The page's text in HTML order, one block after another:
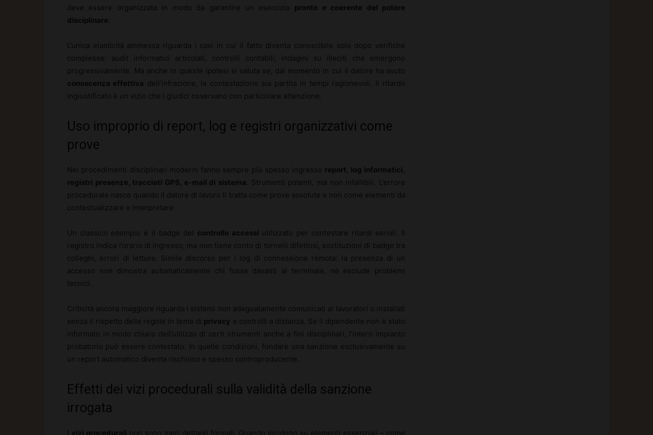
deve essere organizzata in modo da garantire un esercizio pronto e coerente del potere
disciplinare
L’unica elasticità ammessa riguarda i casi in cui il fatto diventa conoscibile solo dopo verifiche
complesse: audit informatici articolati, controlli contabili, indagini su illeciti che emergono
progressivamente. Ma anche in queste ipotesi si valuta se, dal momento in cui il datore ha avuto
conoscenza effettiva dell’infrazione, la contestazione sia partita in tempi ragionevoli. Il ritardo
ingiustificato è un vizio che i giudici osservano con particolare attenzione.
Uso improprio di report, log e registri organizzativi come
prove
Nei procedimenti disciplinari moderni fanno sempre più spesso ingresso report, log informatici,
registri presenze, tracciati GPS, e-mail di sistema
. Strumenti potenti, ma non infallibili. L’errore
procedurale nasce quando il datore di lavoro li tratta come prove assolute e non come elementi da
contestualizzare e interpretare.
Un classico esempio è il badge del controllo accessi utilizzato per contestare ritardi seriali. Il
registro indica l’orario di ingresso, ma non tiene conto di tornelli difettosi, sostituzioni di badge tra
colleghi, errori di lettura. Simile discorso per i log di connessione remota: la presenza di un
accesso non dimostra automaticamente chi fosse davanti al terminale, né esclude problemi
tecnici.
Criticità ancora maggiore riguarda i sistemi non adeguatamente comunicati ai lavoratori o installati
senza il rispetto delle regole in tema di privacy e controlli a distanza. Se il dipendente non è stato
informato in modo chiaro dell’utilizzo di certi strumenti anche a fini disciplinari, l’intero impianto
probatorio può essere contestato. In quelle condizioni, fondare una sanzione esclusivamente su
un report automatico diventa rischioso e spesso controproducente.
Effetti dei vizi procedurali sulla validità della sanzione
irrogata
vizi procedurali non sono meri dettagli formali. Quando incidono su elementi essenziali – come